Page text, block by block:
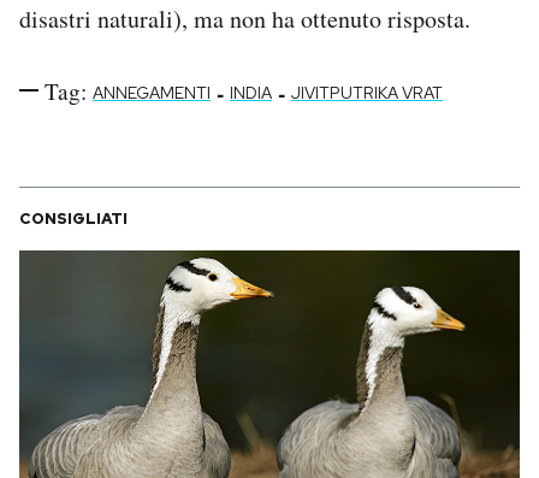
disastri naturali), ma non ha ottenuto risposta.
Tag: ANNEGAMENTI - INDIA - JIVITPUTRIKA VRAT
CONSIGLIATI